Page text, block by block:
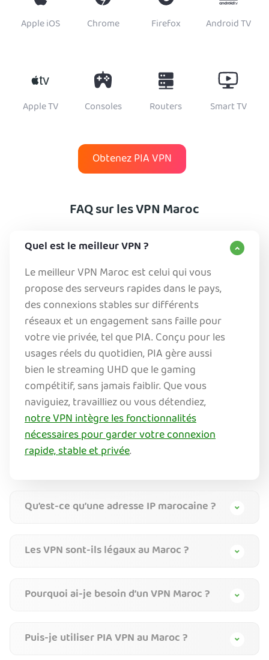
Apple iOS Chrome Firefox Android TV
Apple TV Consoles Routers Smart TV
Obtenez PIA VPN
FAQ sur les VPN Maroc
Quel est le meilleur VPN ?
Le meilleur VPN Maroc est celui qui vous
propose des serveurs rapides dans le pays,
des connexions stables sur différents
réseaux et un engagement sans faille pour
votre vie privée, tel que PIA. Conçu pour les
usages réels du quotidien, PIA gère aussi
bien le streaming UHD que le gaming
compétitif, sans jamais faiblir. Que vous
naviguiez, travailliez ou vous détendiez,
notre VPN intègre les fonctionnalités
nécessaires pour garder votre connexion
rapide, stable et privée.
Qu’est-ce qu’une adresse IP marocaine ?
Les VPN sont-ils légaux au Maroc ?
Pourquoi ai-je besoin d’un VPN Maroc ?
Puis-je utiliser PIA VPN au Maroc ?